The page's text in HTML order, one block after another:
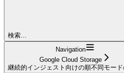
検索...
Navigation
Google Cloud Storage
継続的インジェスト向けの順不同モー